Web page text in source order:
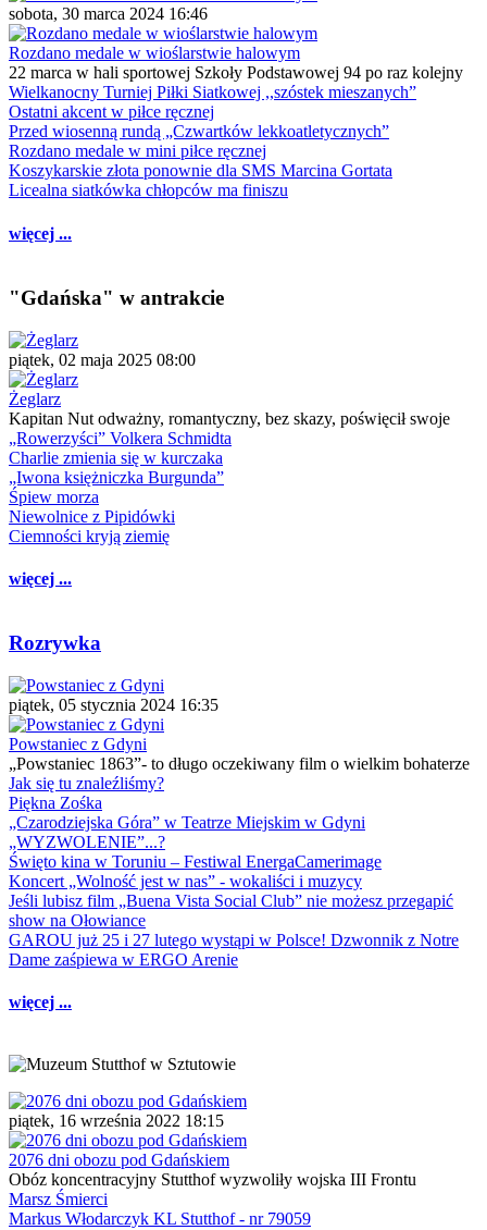
sobota, 30 marca 2024 16:46
Rozdano medale w wioślarstwie halowym
22 marca w hali sportowej Szkoły Podstawowej 94 po raz kolejny
Wielkanocny Turniej Piłki Siatkowej ,,szóstek mieszanych”
Ostatni akcent w piłce ręcznej
Przed wiosenną rundą „Czwartków lekkoatletycznych”
Rozdano medale w mini piłce ręcznej
Koszykarskie złota ponownie dla SMS Marcina Gortata
Licealna siatkówka chłopców ma finiszu
więcej ...
"Gdańska" w antrakcie
piątek, 02 maja 2025 08:00
Żeglarz
Kapitan Nut odważny, romantyczny, bez skazy, poświęcił swoje
„Rowerzyści” Volkera Schmidta
Charlie zmienia się w kurczaka
„Iwona księżniczka Burgunda”
Śpiew morza
Niewolnice z Pipidówki
Ciemności kryją ziemię
więcej ...
Rozrywka
piątek, 05 stycznia 2024 16:35
Powstaniec z Gdyni
„Powstaniec 1863”- to długo oczekiwany film o wielkim bohaterze
Jak się tu znaleźliśmy?
Piękna Zośka
„Czarodziejska Góra” w Teatrze Miejskim w Gdyni
„WYZWOLENIE”...?
Święto kina w Toruniu – Festiwal EnergaCamerimage
Koncert „Wolność jest w nas” - wokaliści i muzycy
Jeśli lubisz film „Buena Vista Social Club” nie możesz przegapić
show na Ołowiance
GAROU już 25 i 27 lutego wystąpi w Polsce! Dzwonnik z Notre
Dame zaśpiewa w ERGO Arenie
więcej ...
piątek, 16 września 2022 18:15
2076 dni obozu pod Gdańskiem
Obóz koncentracyjny Stutthof wyzwoliły wojska III Frontu
Marsz Śmierci
Markus Włodarczyk KL Stutthof - nr 79059